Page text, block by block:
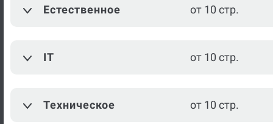
Естественное от 10 стр.
IT от 10 стр.
Техническое от 10 стр.